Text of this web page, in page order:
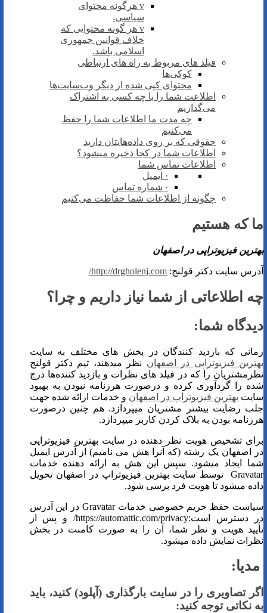
v هرگونه محتوای
سیاسی.
v هر گونه محتوایی که
خلاف قوانین جمهوری
اسلامی باشد.
فیلد های مربوط به راه های ارتباطی
کوکی‌ها
محتوای کپی شده از دیگر وب‌سایت‌ها
اطلاعت شما را با چه کسی به اشتراک
می‌گذاریم
چه مدت ما اطلاعات شما را حفظ
می‌کنیم
حقوقی که بر روی داده‌هایتان دارید
اطلاعات شما در کجا ذخیره میشود؟
اطلاعات تماس شما
· ایمیل
· شماره تماس
چگونه از اطلاعات شما حفاظت می‌کنیم
ما که هستیم
بهترین فیزیوتراپی در اصفهان
آدرس ‌سایت دکتر قولنج: http://drgholenj.com/
چه اطلاعاتی از شما نیاز داریم و چرا؟
دیدگاه‌ شما:
زمانی که بازدید کنندگان در بخش های مختلف به سایت
بهترین فیزیوتراپی در اصفهان نظر میدهند، تیم دکتر قولنج
نظرمشتریان را که در فیلد های نظرات و بازدید کننده‌ها درج
شده را گردآوری کرده و درصورت هرزنامه نبودن به بهبود
سایت بهترین فیزیوتراپ در اصفهان و خدمات ارائه شده جهت
جلب رضایت بیشتر مشتریان میپردازد. هم چنین درصورت
هرزنامه بودن به بلاک کردن کاربر میپردازد.
برای تشخیص هویت نظر دهنده در سایت بهترین فیزیوتراپی
در اصفهان یک رشته (که آنرا هش می نامیم) از آدرس ایمیل
شما ایجاد میشود. سپس این هش به ارائه دهنده خدمات
Gravatar توسط سایت بهترین فیزیوتراپ در اصفهان تحویل
داده میشود تا هویت فرد برسی شود.
سیاست حفظ حریم خصوصی خدمات Gravatar در این آدرس
در دسترس است:https://automattic.com/privacy/ و پس از
تأیید هویت و نظر شما، آن را به صورت کامنت در بخش
نظرات نمایش داده میشود.
مدیا:
اگر تصاویری را در سایت بارگذاری (آپلود) کنید، باید
به نکاتی توجه کنید: